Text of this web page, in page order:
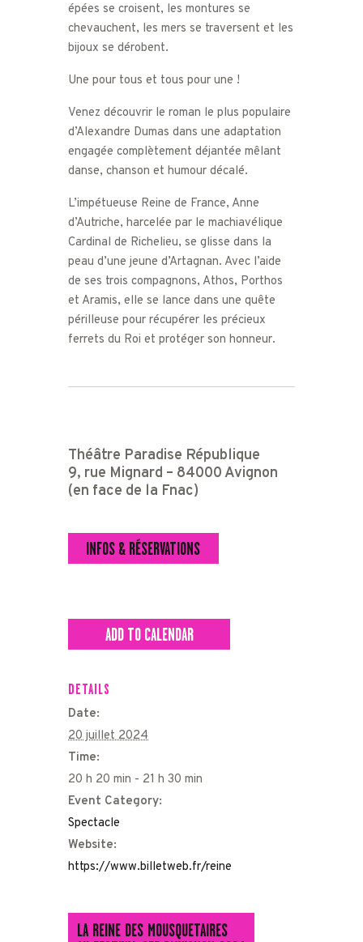
épées se croisent, les montures se
chevauchent, les mers se traversent et les
bijoux se dérobent.
Une pour tous et tous pour une !
Venez découvrir le roman le plus populaire
d’Alexandre Dumas dans une adaptation
engagée complètement déjantée mêlant
danse, chanson et humour décalé.
L’impétueuse Reine de France, Anne
d’Autriche, harcelée par le machiavélique
Cardinal de Richelieu, se glisse dans la
peau d’une jeune d’Artagnan. Avec l’aide
de ses trois compagnons, Athos, Porthos
et Aramis, elle se lance dans une quête
périlleuse pour récupérer les précieux
ferrets du Roi et protéger son honneur.
Théâtre Paradise République
9, rue Mignard – 84000 Avignon
(en face de la Fnac)
INFOS & RÉSERVATIONS
ADD TO CALENDAR
DETAILS
Date:
20 juillet 2024
Time:
20 h 20 min - 21 h 30 min
Event Category:
Spectacle
Website:
https://www.billetweb.fr/reine
LA REINE DES MOUSQUETAIRES